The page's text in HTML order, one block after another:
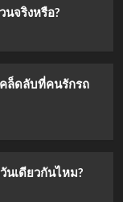
จริงหรือ?
ล็ดลับที่คนรักรถ
นเดียวกันไหม?